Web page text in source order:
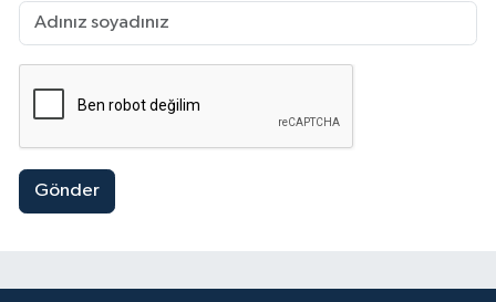
Gönder